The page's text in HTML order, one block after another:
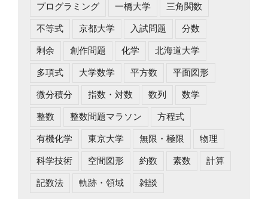
プログラミング 一橋大学 三角関数
不等式 京都大学 入試問題 分数
剰余 創作問題 化学 北海道大学
多項式 大学数学 平方数 平面図形
微分積分 指数・対数 数列 数学
整数 整数問題マラソン 方程式
有機化学 東京大学 無限・極限 物理
科学技術 空間図形 約数 素数 計算
記数法 軌跡・領域 雑談